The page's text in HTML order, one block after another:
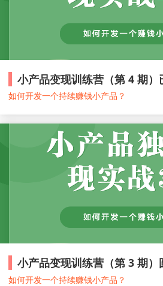
小产品变现训练营（第 4 期）
如何开发一个持续赚钱小产品？
小产品变现训练营（第 3 期）
如何开发一个持续赚钱小产品？